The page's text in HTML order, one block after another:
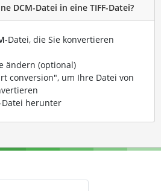
DCM-Datei in eine TIFF-Datei?
-Datei, die Sie konvertieren
ändern (optional)
conversion", um Ihre Datei von
herunter